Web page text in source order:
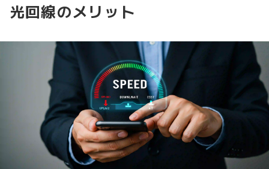
光回線のメリット